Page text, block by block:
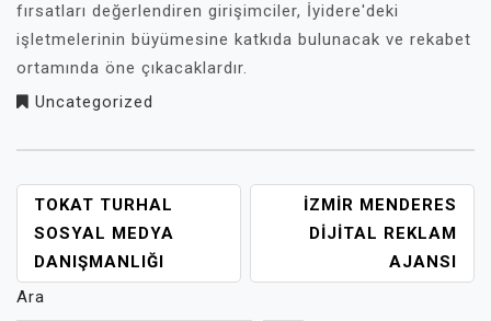
fırsatları değerlendiren girişimciler, İyidere'deki
işletmelerinin büyümesine katkıda bulunacak ve rekabet
ortamında öne çıkacaklardır.
Uncategorized
YAZI
GEZINMESI
TOKAT TURHAL
SOSYAL MEDYA
DANIŞMANLIĞI
İZMIR MENDERES
DIJITAL REKLAM
AJANSI
Ara